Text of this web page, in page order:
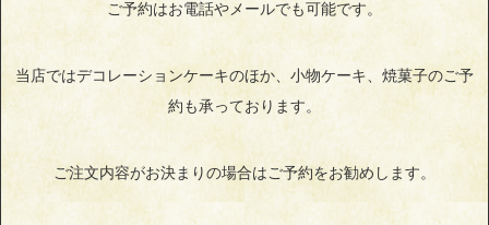
ご予約はお電話やメールでも可能です。
当店ではデコレーションケーキのほか、小物ケーキ、焼菓子のご予
約も承っております。
ご注文内容がお決まりの場合はご予約をお勧めします。